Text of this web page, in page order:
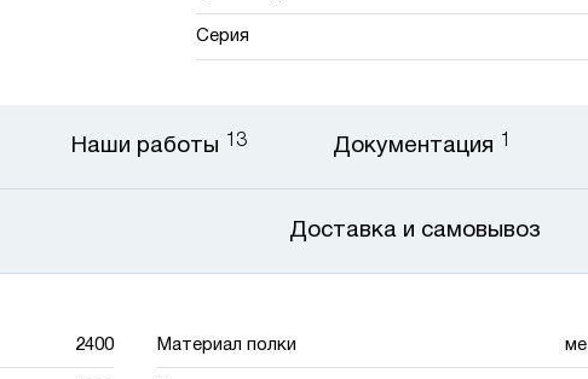
Серия
2400 Материал полки
Наши работы 13 Документация
Доставка и самовывоз